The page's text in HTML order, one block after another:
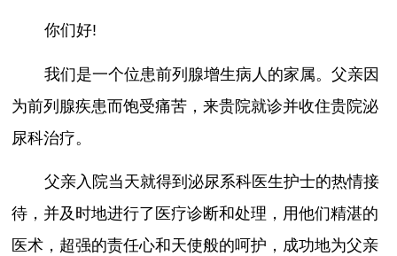
你们好!
我们是一个位患前列腺增生病人的家属。父亲因
为前列腺疾患而饱受痛苦，来贵院就诊并收住贵院泌
尿科治疗。
父亲入院当天就得到泌尿系科医生护士的热情接
待，并及时地进行了医疗诊断和处理，用他们精湛的
医术，超强的责任心和天使般的呵护，成功地为父亲